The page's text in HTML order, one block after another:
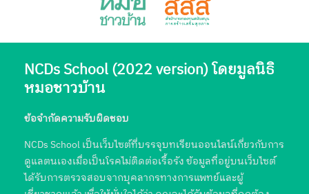
NCDs School (2022 version) โดยมูลนิธิ
หมอชาวบ้าน
ข้อจำกัดความรับผิดชอบ
NCDs School เป็นเว็บไซต์ที่บรรจุบทเรียนออนไลน์เกี่ยวกับการ
ดูแลตนเองเมื่อเป็นโรคไม่ติดต่อเรื้อรัง ข้อมูลที่อยู่บนเว็บไซต์
ได้รับการตรวจสอบจากบุคลากรทางการแพทย์และผู้